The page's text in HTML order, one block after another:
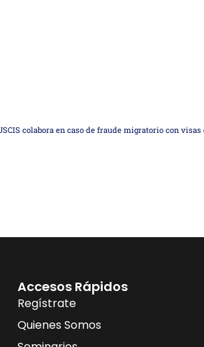
Accesos Rápidos
Regístrate
Quienes Somos